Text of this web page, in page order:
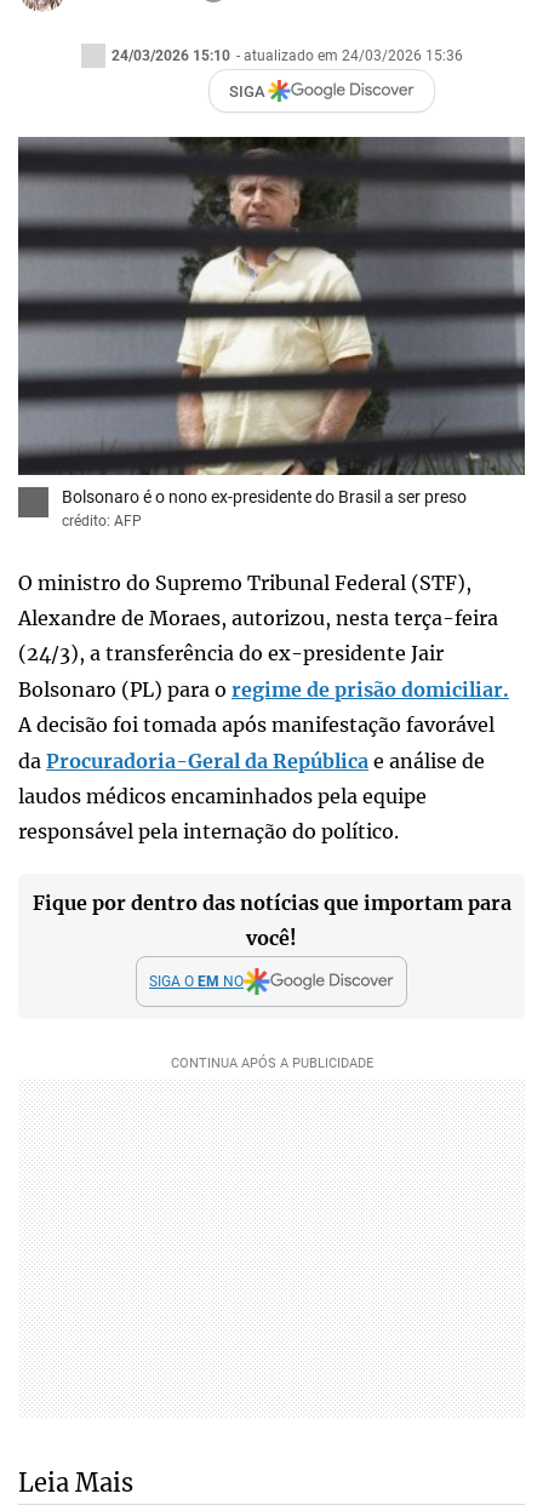
24/03/2026 15:10 - atualizado em 24/03/2026 15:36
SIGA
x
Bolsonaro é o nono ex-presidente do Brasil a ser preso
crédito: AFP
O ministro do Supremo Tribunal Federal (STF),
Alexandre de Moraes, autorizou, nesta terça-feira
(24/3), a transferência do ex-presidente Jair
Bolsonaro (PL) para o regime de prisão domiciliar.
A decisão foi tomada após manifestação favorável
da Procuradoria-Geral da República e análise de
laudos médicos encaminhados pela equipe
responsável pela internação do político.
Fique por dentro das notícias que importam para
você!
SIGA O EM NO
Leia Mais